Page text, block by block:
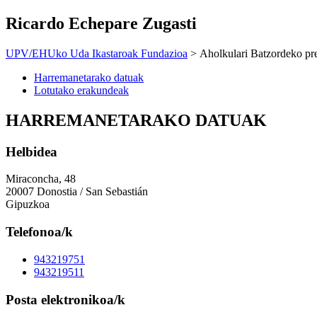
Ricardo Echepare Zugasti
UPV/EHUko Uda Ikastaroak Fundazioa > Aholkulari Batzordeko
Harremanetarako datuak
Lotutako erakundeak
HARREMANETARAKO DATUAK
Helbidea
Miraconcha, 48
20007 Donostia / San Sebastián
Gipuzkoa
Telefonoa/k
943219751
943219511
Posta elektronikoa/k